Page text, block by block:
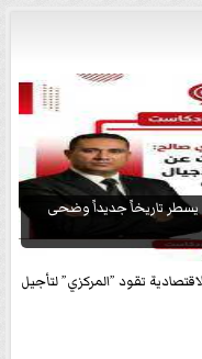
تاريخاً جديداً وضحى
تقود ”المركزي” لتأجيل